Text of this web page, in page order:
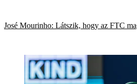
José Mourinho: Látszik, hogy az FTC